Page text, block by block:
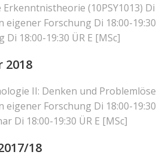
(10PSY1013) Di
eigener Forschung Di 18:00-19:30
18:00-19:30 ÜR E [MSc]
2018
II: Denken und
eigener Forschung Di 18:00-19:30
Di 18:00-19:30 ÜR E [MSc]
18